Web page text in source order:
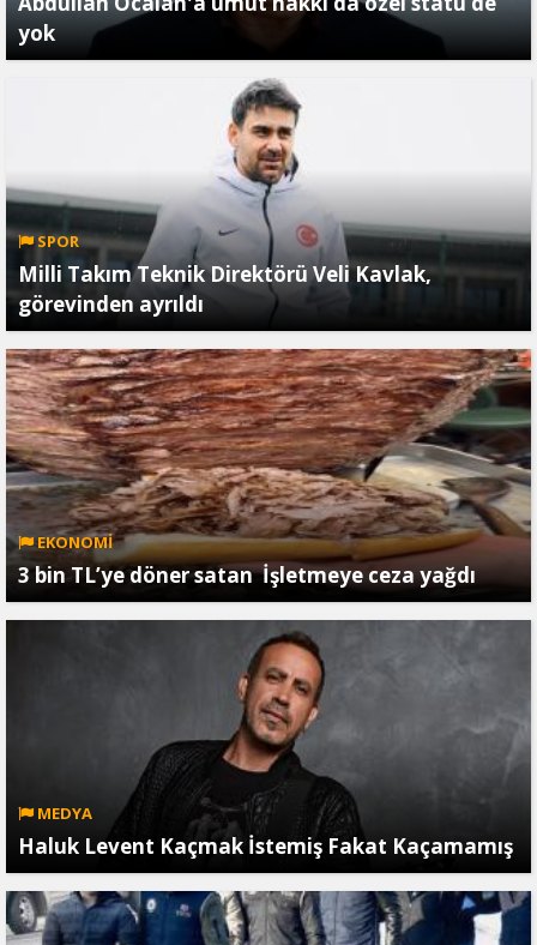
yok
SPOR
Milli Takım Teknik Direktörü Veli Kavlak,
görevinden ayrıldı
EKONOMİ
3 bin TL’ye döner satan İşletmeye ceza yağdı
MEDYA
Haluk Levent Kaçmak İstemiş Fakat Kaçamamış